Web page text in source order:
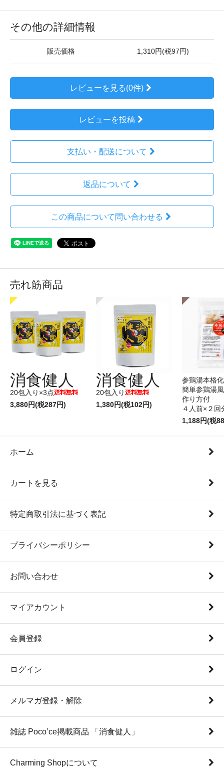
その他の詳細情報
販売価格 1,310円(税97円)
レビューを見る(0件)
レビューを投稿
支払い・配送について
返品について
この商品について問い合わせる
売れ筋商品
消食健人
20包入り×3点
3,880円(税287円)
消食健人
20包入り
1,380円(税102円)
参鶏湯本格
簡単参鶏湯
作り方付
４人前×２回
1,188円(税
ホーム
カートを見る
特定商取引法に基づく表記
プライバシーポリシー
お問い合わせ
マイアカウント
会員登録
ログイン
メルマガ登録・解除
雑誌 Poco’ce掲載商品 「消食健人」
Charming Shopについて